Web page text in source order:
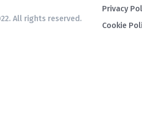
All rights reserved.
Privacy
Cookie